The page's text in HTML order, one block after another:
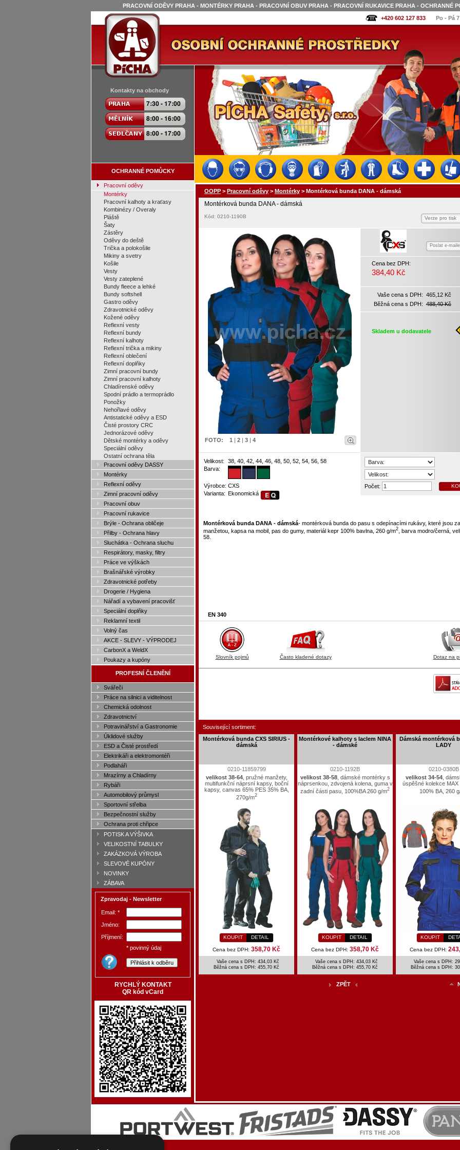
PRACOVNÍ ODĚVY PRAHA - MONTÉRKY PRAHA - PRACOVNÍ OBUV PRAHA - PRACOVNÍ RUKAVICE PRAHA - OCHRANNÉ
+420 602 127 833
Po - Pá
Kontakty na obchody
OCHRANNÉ POMŮCKY
Pracovní oděvy
Montérky
Pracovní kalhoty a kraťasy
Kombinézy / Overaly
Pláště
Šaty
Zástěry
Oděvy do deště
Trička a polokošile
Mikiny a svetry
Košile
Vesty
Vesty zateplené
Bundy fleece a lehké
Bundy softshell
Gastro oděvy
Zdravotnické oděvy
Kožené oděvy
Reflexní vesty
Reflexní bundy
Reflexní kalhoty
Reflexní trička a mikiny
Reflexní oblečení
Reflexní doplňky
Zimní pracovní bundy
Zimní pracovní kalhoty
Chladírenské oděvy
Spodní prádlo a termoprádlo
Ponožky
Nehořlavé oděvy
Antistatické oděvy a ESD
Čisté prostory CRC
Jednorázové oděvy
Dětské montérky a oděvy
Speciální oděvy
Ostatní ochrana těla
Pracovní oděvy DASSY
Montérky
Reflexní oděvy
Zimní pracovní oděvy
Pracovní obuv
Pracovní rukavice
Brýle - Ochrana obličeje
Přilby - Ochrana hlavy
Sluchátka - Ochrana sluchu
Respirátory, masky, filtry
Práce ve výškách
Brašnářské výrobky
Zdravotnické potřeby
Drogerie / Hygiena
Nářadí a vybavení pracovišť
Speciální doplňky
Reklamní textil
Volný čas
AKCE - SLEVY - VÝPRODEJ
CarbonX a WeldX
Poukazy a kupóny
PROFESNÍ ČLENĚNÍ
Svářeči
Práce na silnici a viditelnost
Chemická odolnost
Zdravotnictví
Potravinářství a Gastronomie
Úklidové služby
ESD a Čisté prostředí
Elektrikáři a elektromontéři
Podlaháři
Mrazírny a Chladírny
Rybáři
Automobilový průmysl
Sportovní střelba
Bezpečnostní služby
Ochrana proti chřipce
POTISK A VÝŠIVKA
VELIKOSTNÍ TABULKY
ZAKÁZKOVÁ VÝROBA
SLEVOVÉ KUPÓNY
NOVINKY
ZÁBAVA
Zpravodaj - Newsletter
Email: *
Jméno:
Příjmení:
* povinný údaj
RYCHLÝ KONTAKT
QR kód vCard
OOPP > Pracovní oděvy > Montérky > Montérková bunda DANA - dámská
Montérková bunda DANA - dámská
Kód: 0210-1190B Verze pro tisk
FOTO: 1 | 2 | 3 | 4
Poslat e-
Cena bez DPH:
384,40 Kč
Vaše cena s DPH: 465,12 Kč
Běžná cena s DPH: 488,40 Kč
Skladem u dodavatele
Velikost:
38, 40, 42, 44, 46, 48, 50, 52, 54, 56, 58
Barva:
Výrobce: CXS
Varianta: Ekonomická
Počet:
Montérková bunda DANA - dámská- montérková bunda do pasu s odepínacími rukávy, které jsou
manžetou, kapsa na mobil, pas do gumy, materiál kepr 100% bavlna, 260 g/m2 , barva modro/černá,
58.
EN 340
Slovník pojmů Často kladené dotazy Dotaz na
Související sortiment:
Montérková bunda CXS SIRIUS -
dámská
0210-11859799
velikost 38-64, pružné manžety,
multifunkční náprsní kapsy, boční
kapsy, canvas 65% PES 35% BA,
270g/m2
KOUPIT DETAIL
Cena bez DPH: 358,70 Kč
Vaše cena s DPH: 434,03 Kč
Běžná cena s DPH: 455,70 Kč
Montérkové kalhoty s laclem NINA
- dámské
0210-1192B
velikost 38-58, dámské montérky s
náprsenkou, zdvojená kolena, guma v
zadní části pasu, 100%BA 260 g/m2
KOUPIT DETAIL
Cena bez DPH: 358,70 Kč
Vaše cena s DPH: 434,03 Kč
Běžná cena s DPH: 455,70 Kč
Dámská montérková
LADY
0210-0380B
velikost 34-54 ,
úspěšné kolekce MAX
100% BA, 260
KOUPIT
Cena bez DPH:
Vaše cena s DPH:
Běžná cena s DPH:
ZPĚT